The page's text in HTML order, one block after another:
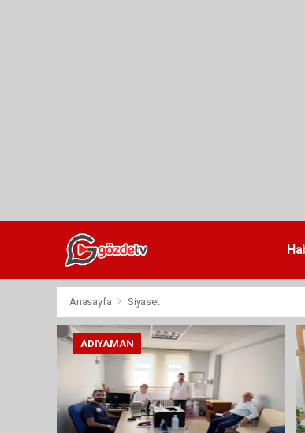
Anasayfa Siyaset
ADIYAMAN